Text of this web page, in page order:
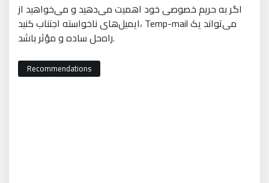
اگر به حریم خصوصی خود اهمیت می‌دهید و می‌خواهید از
ایمیل‌های ناخواسته اجتناب کنید، Temp-mail می‌تواند یک
راه‌حل ساده و مؤثر باشد.
Recommendations